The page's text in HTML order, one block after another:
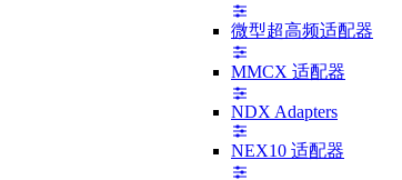
微型超高频适配器
MMCX 适配器
NDX Adapters
NEX10 适配器